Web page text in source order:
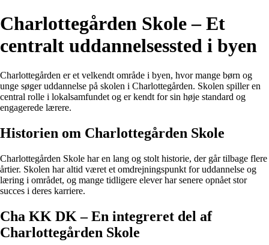
Charlottegården Skole – Et
centralt uddannelsessted i byen
Charlottegården er et velkendt område i byen, hvor mange børn og
unge søger uddannelse på skolen i Charlottegården. Skolen spiller en
central rolle i lokalsamfundet og er kendt for sin høje standard og
engagerede lærere.
Historien om Charlottegården Skole
Charlottegården Skole har en lang og stolt historie, der går tilbage flere
årtier. Skolen har altid været et omdrejningspunkt for uddannelse og
læring i området, og mange tidligere elever har senere opnået stor
succes i deres karriere.
Cha KK DK – En integreret del af
Charlottegården Skole